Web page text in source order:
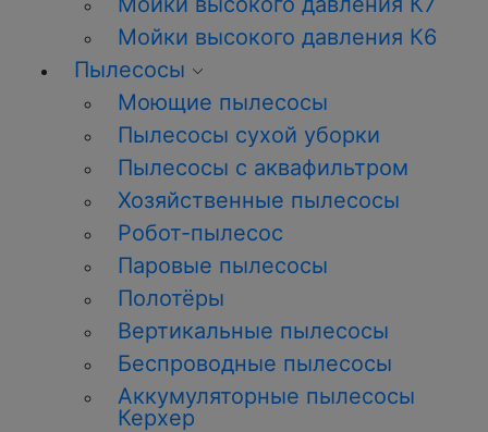
Мойки высокого давления К6
Пылесосы
Моющие пылесосы
Пылесосы сухой уборки
Пылесосы с аквафильтром
Хозяйственные пылесосы
Робот-пылесос
Паровые пылесосы
Полотёры
Вертикальные пылесосы
Беспроводные пылесосы
Аккумуляторные пылесосы
Керхер